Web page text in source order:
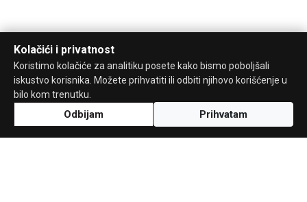
Kolačići i privatnost
Koristimo kolačiće za analitiku posete kako bismo poboljšali
iskustvo korisnika. Možete prihvatiti ili odbiti njihovo korišćenje u
bilo kom trenutku.
Odbijam Prihvatam